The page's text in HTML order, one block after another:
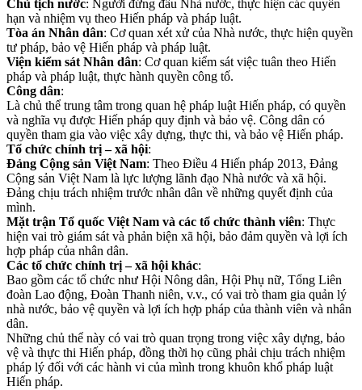
Chủ tịch nước: Người đứng đầu Nhà nước, thực hiện các quyền
hạn và nhiệm vụ theo Hiến pháp và pháp luật.
Tòa án Nhân dân: Cơ quan xét xử của Nhà nước, thực hiện quyền
tư pháp, bảo vệ Hiến pháp và pháp luật.
Viện kiểm sát Nhân dân: Cơ quan kiểm sát việc tuân theo Hiến
pháp và pháp luật, thực hành quyền công tố.
Công dân:
Là chủ thể trung tâm trong quan hệ pháp luật Hiến pháp, có quyền
và nghĩa vụ được Hiến pháp quy định và bảo vệ. Công dân có
quyền tham gia vào việc xây dựng, thực thi, và bảo vệ Hiến pháp.
Tổ chức chính trị – xã hội:
Đảng Cộng sản Việt Nam: Theo Điều 4 Hiến pháp 2013, Đảng
Cộng sản Việt Nam là lực lượng lãnh đạo Nhà nước và xã hội.
Đảng chịu trách nhiệm trước nhân dân về những quyết định của
mình.
Mặt trận Tổ quốc Việt Nam và các tổ chức thành viên: Thực
hiện vai trò giám sát và phản biện xã hội, bảo đảm quyền và lợi ích
hợp pháp của nhân dân.
Các tổ chức chính trị – xã hội khác:
Bao gồm các tổ chức như Hội Nông dân, Hội Phụ nữ, Tổng Liên
đoàn Lao động, Đoàn Thanh niên, v.v., có vai trò tham gia quản lý
nhà nước, bảo vệ quyền và lợi ích hợp pháp của thành viên và nhân
dân.
Những chủ thể này có vai trò quan trọng trong việc xây dựng, bảo
vệ và thực thi Hiến pháp, đồng thời họ cũng phải chịu trách nhiệm
pháp lý đối với các hành vi của mình trong khuôn khổ pháp luật
Hiến pháp.